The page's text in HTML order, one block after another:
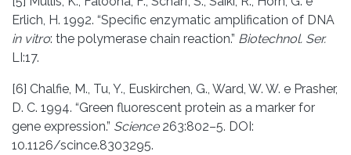
Erlich, H. 1992. “Specific enzymatic amplification of DNA
in vitro: the polymerase chain reaction.” Biotechnol. Ser.
LI:17.
[6] Chalfie, M., Tu, Y., Euskirchen, G., Ward, W. W. e Prasher,
D. C. 1994. “Green fluorescent protein as a marker for
gene expression.” Science263:802–5. DOI:
10.1126/scince.8303295.